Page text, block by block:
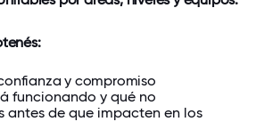
onfianza y compromiso
funcionando y qué no
antes de que impacten en los